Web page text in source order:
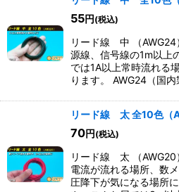
55円(税込)
リード線 中 （AWG24
源線、信号線の1m以上
では1A以上常時流れる
ります。 AWG24（国
リード線 太 全10色（
70円(税込)
リード線 太 （AWG20
電流が流れる場所、数
圧降下が気になる場所